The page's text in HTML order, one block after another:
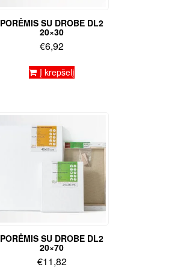
PORĖMIS SU DROBE DL2
20×30
€6,92
Į krepšelį
PORĖMIS SU DROBE DL2
20×70
€11,82